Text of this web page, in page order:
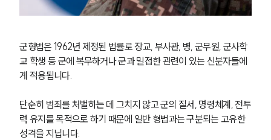
군형법은 1962년 제정된 법률로 장교, 부사관, 병, 군무원, 군사학
교 학생 등 군에 복무하거나 군과 밀접한 관련이 있는 신분자들에
게 적용됩니다.
단순히 범죄를 처벌하는 데 그치지 않고 군의 질서, 명령체계, 전투
력 유지를 목적으로 하기 때문에 일반 형법과는 구분되는 고유한
성격을 지닙니다.